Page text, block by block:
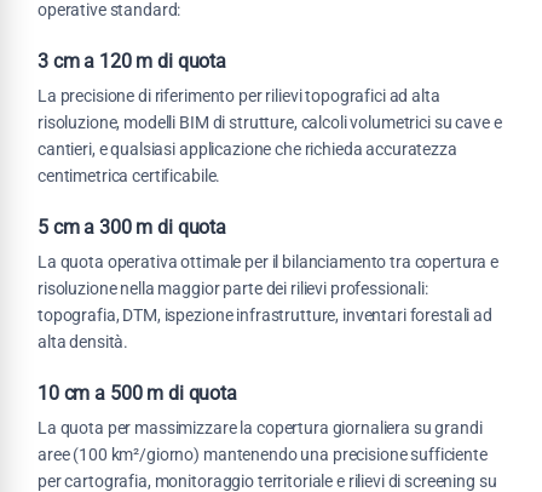
operative standard:
3 cm a 120 m di quota
La precisione di riferimento per rilievi topografici ad alta
risoluzione, modelli BIM di strutture, calcoli volumetrici su cave e
cantieri, e qualsiasi applicazione che richieda accuratezza
centimetrica certificabile.
5 cm a 300 m di quota
La quota operativa ottimale per il bilanciamento tra copertura e
risoluzione nella maggior parte dei rilievi professionali:
topografia, DTM, ispezione infrastrutture, inventari forestali ad
alta densità.
10 cm a 500 m di quota
La quota per massimizzare la copertura giornaliera su grandi
aree (100 km²/giorno) mantenendo una precisione sufficiente
per cartografia, monitoraggio territoriale e rilievi di screening su